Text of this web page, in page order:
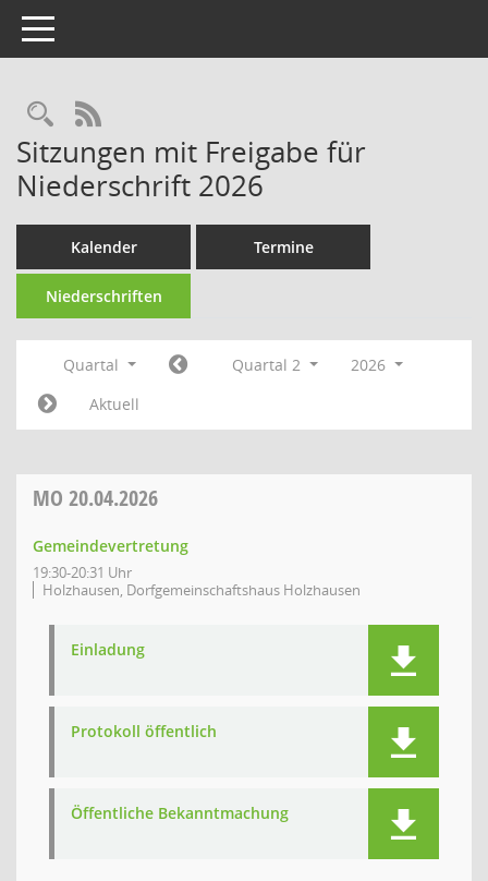
Toggle navigation
Rechercheauswahl
RSS-Feed
Sitzungen mit Freigabe für
Niederschrift 2026
Kalender Termine
Niederschriften
Quartal Quartal 2
2026
Aktuell
MO 20.04.2026
Gemeindevertretung
19:30-20:31 Uhr
Holzhausen, Dorfgemeinschaftshaus Holzhausen
Einladung
Protokoll öffentlich
Öffentliche Bekanntmachung